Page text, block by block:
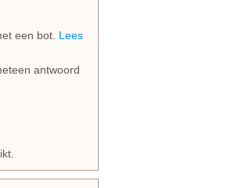
een bot. Lees
antwoord